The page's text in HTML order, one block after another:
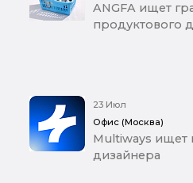
ANGFA ищет
продуктового
23 Июл
Офис (Москва)
Multiways ищет
дизайнера